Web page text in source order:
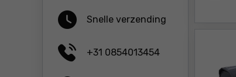
Snelle verzending
+31 0854013454